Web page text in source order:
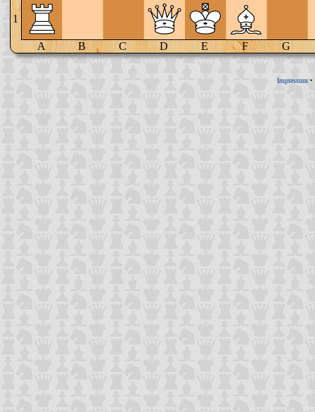
1
A B C D E F G
Impressum •